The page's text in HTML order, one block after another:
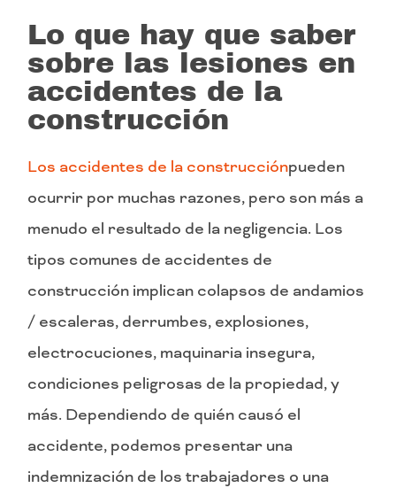
Lo que hay que saber
sobre las lesiones en
accidentes de la
construcción
Los accidentes de la construcciónpueden
ocurrir por muchas razones, pero son más a
menudo el resultado de la negligencia. Los
tipos comunes de accidentes de
construcción implican colapsos de andamios
/ escaleras, derrumbes, explosiones,
electrocuciones, maquinaria insegura,
condiciones peligrosas de la propiedad, y
más. Dependiendo de quién causó el
accidente, podemos presentar una
indemnización de los trabajadores o una